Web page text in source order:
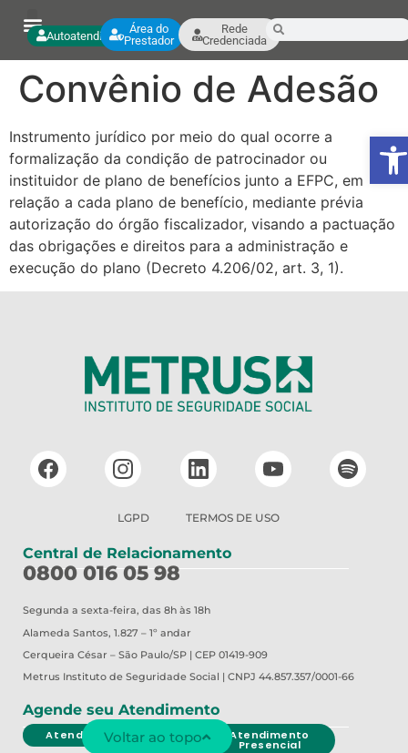
AutoatendimentoÁrea do
Prestador
Rede
Credenciada
Convênio de Adesão
Instrumento jurídico por meio do qual ocorre a
formalização da condição de patrocinador ou
instituidor de plano de benefícios junto a EFPC, em
relação a cada plano de benefício, mediante prévia
autorização do órgão fiscalizador, visando a pactuação
das obrigações e direitos para a administração e
execução do plano (Decreto 4.206/02, art. 3, 1).
LGPD TERMOS DE USO
Central de Relacionamento
0800 016 05 98
Segunda a sexta-feira, das 8h às 18h
Alameda Santos, 1.827 – 1º andar
Cerqueira César – São Paulo/SP | CEP 01419-909
Metrus Instituto de Seguridade Social | CNPJ 44.857.357/0001-66
Agende seu Atendimento
Atendimento Virtual Atendimento
Presencial
Voltar ao topo